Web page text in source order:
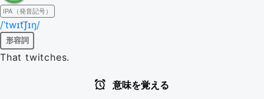
IPA（発音記号）
/ˈtwɪt͡ʃɪŋ/
形容詞
That twitches.
意味を覚える